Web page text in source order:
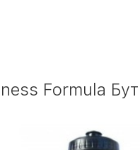
Formula